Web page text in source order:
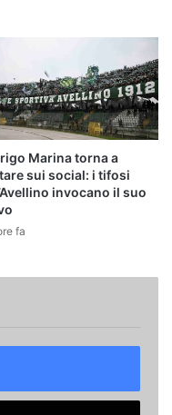
Marina torna a
sui social: i tifosi
invocano il suo
fa